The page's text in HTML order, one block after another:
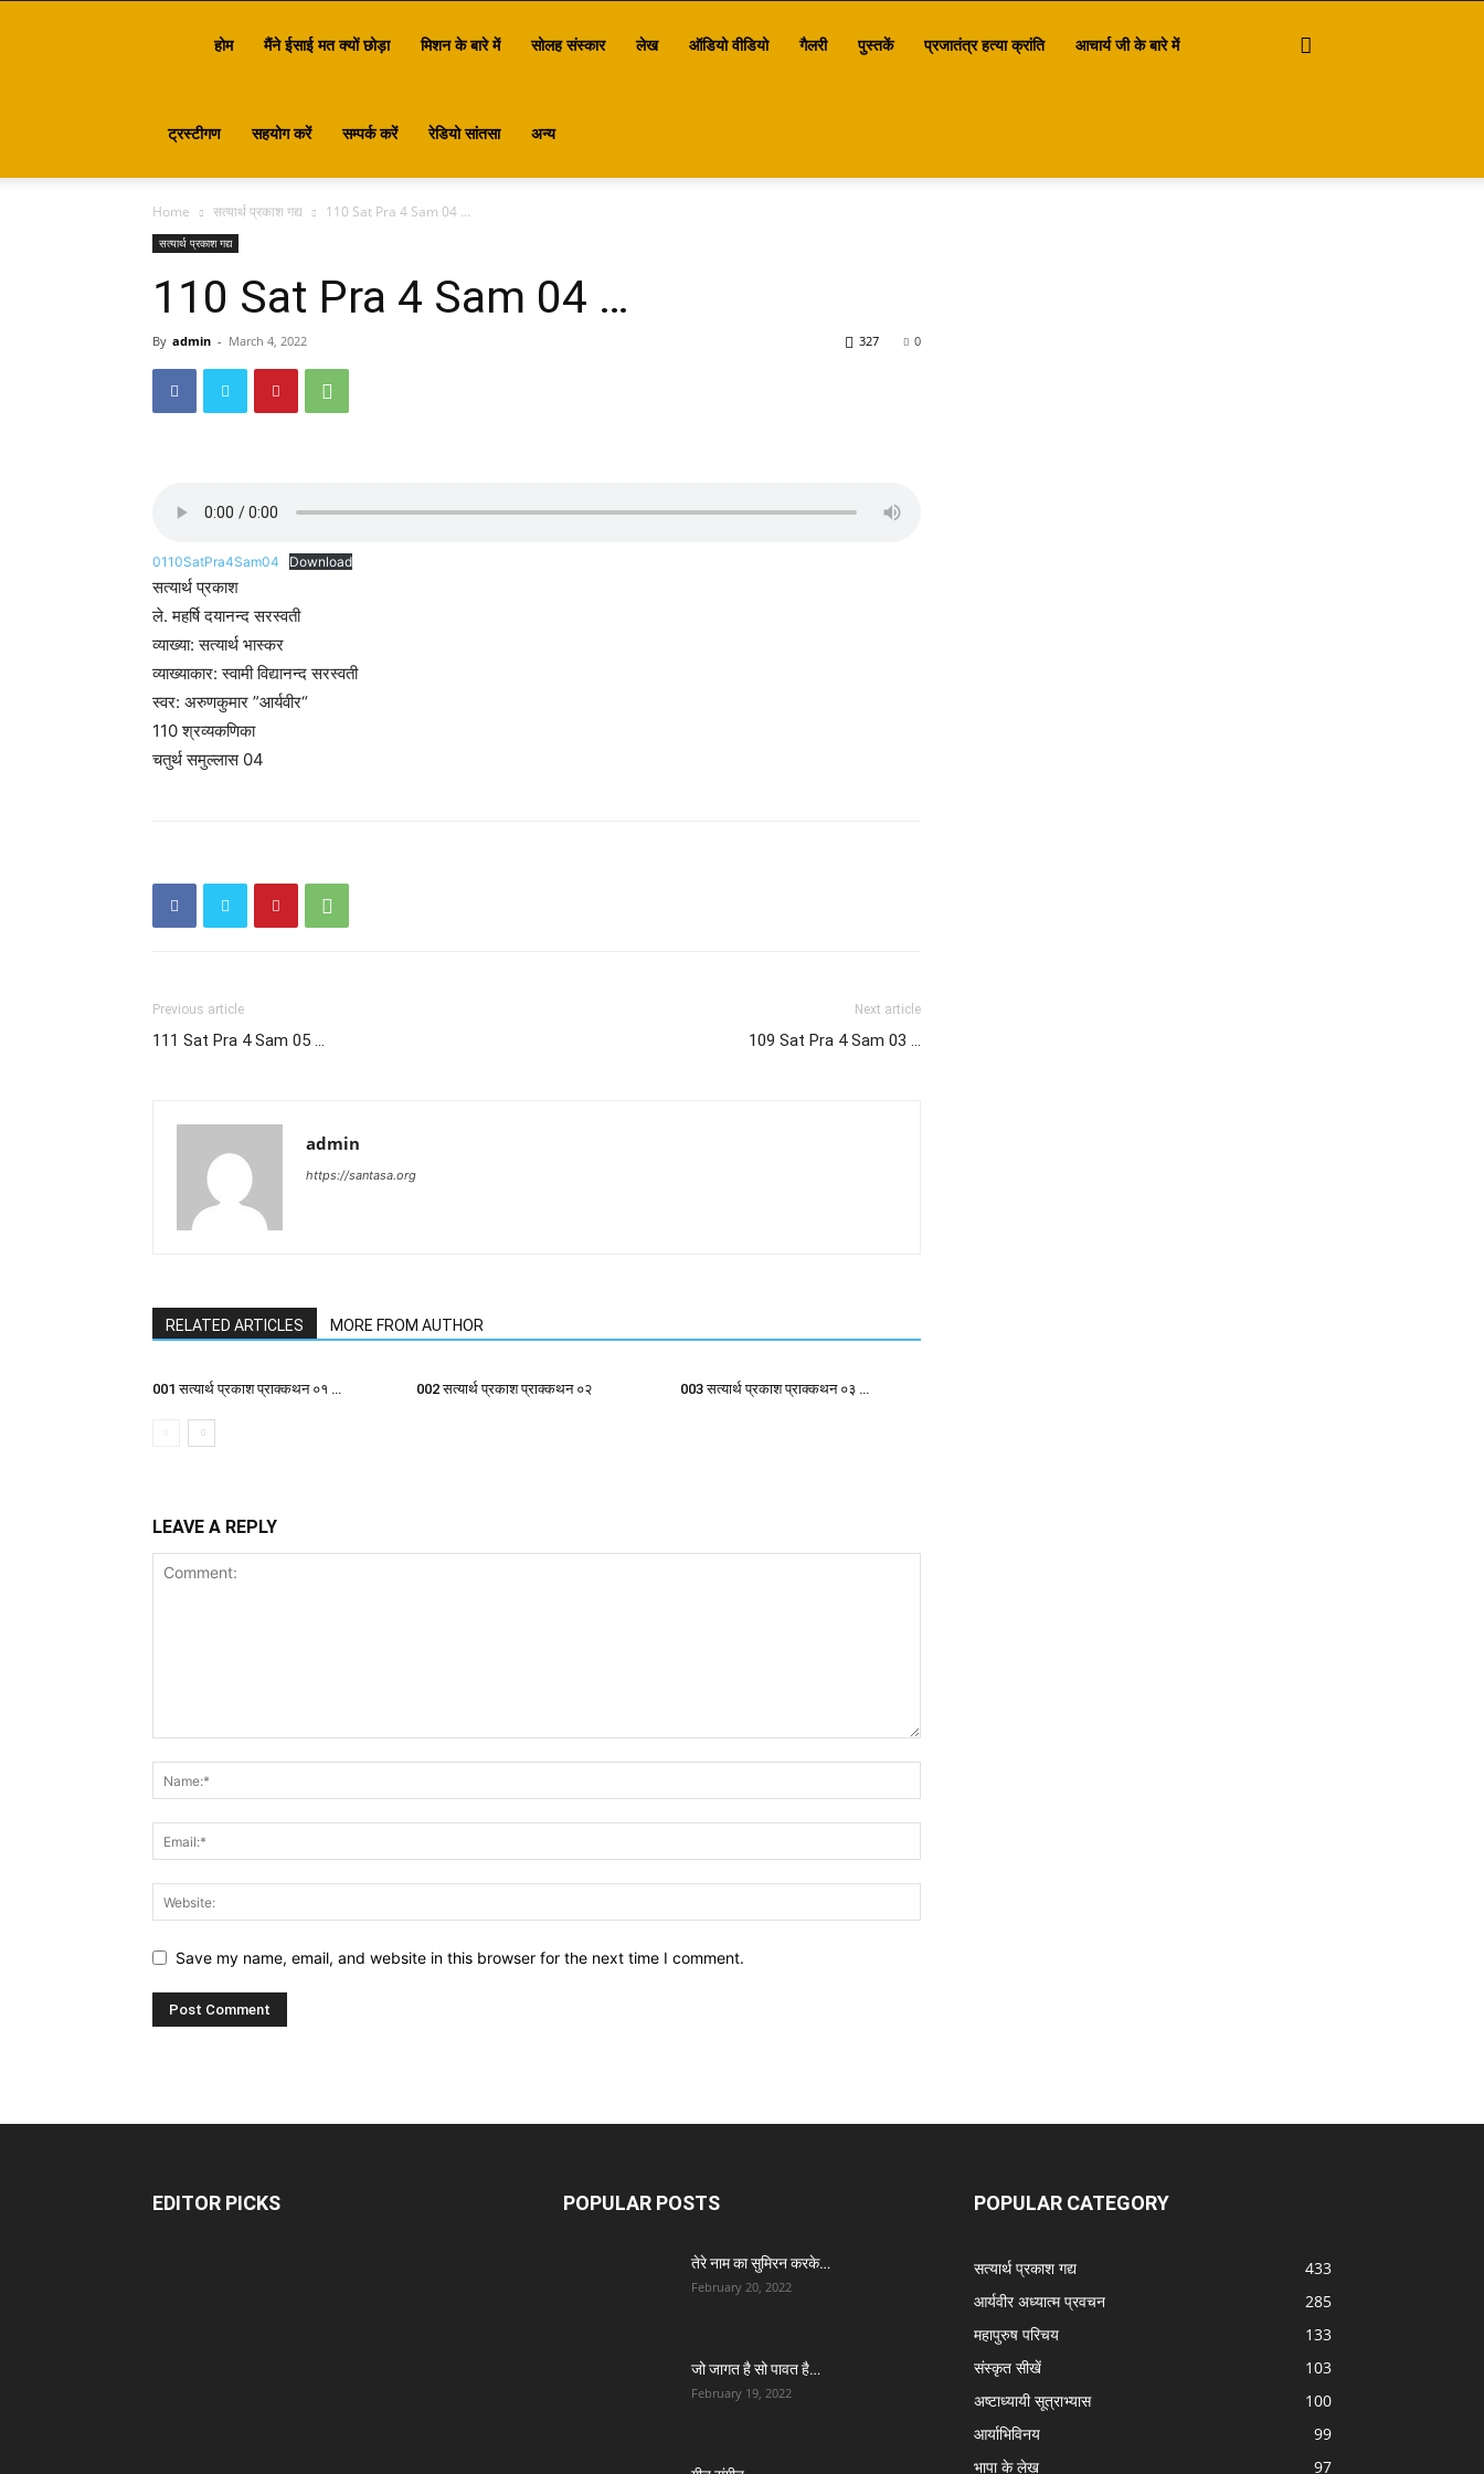
होम मैंने ईसाई मत क्यों छोड़ा मिशन के बारे में सोलह संस्कार लेख ऑडियो वीडियो गैलरी पुस्तकें प्रजातंत्र हत्या क्रांति आचार्य जी के बारे में
ट्रस्टीगण सहयोग करें सम्पर्क करें रेडियो सांतसा अन्य
Home सत्यार्थ प्रकाश गद्य 110 Sat Pra 4 Sam 04 …
सत्यार्थ प्रकाश गद्य
110 Sat Pra 4 Sam 04 …
By admin - March 4, 2022 0
327
0110SatPra4Sam04 Download
सत्यार्थ प्रकाश
ले. महर्षि दयानन्द सरस्वती
व्याख्या: सत्यार्थ भास्कर
व्याख्याकार: स्वामी विद्यानन्द सरस्वती
स्वर: अरुणकुमार ”आर्यवीर“
110 श्रव्यकणिका
चतुर्थ समुल्लास 04
Previous article
111 Sat Pra 4 Sam 05 …
Next article
109 Sat Pra 4 Sam 03 …
admin
https://santasa.org
RELATED ARTICLES MORE FROM AUTHOR
001 सत्यार्थ प्रकाश प्राक्कथन ०१ … 002 सत्यार्थ प्रकाश प्राक्कथन ०२ 003 सत्यार्थ प्रकाश प्राक्कथन ०३ …
LEAVE A REPLY
Save my name, email, and website in this browser for the next time I comment.
EDITOR PICKS POPULAR POSTS
तेरे नाम का सुमिरन करके…
February 20, 2022
जो जागत है सो पावत है…
February 19, 2022
POPULAR CATEGORY
सत्यार्थ प्रकाश गद्य
433
आर्यवीर अध्यात्म प्रवचन
285
महापुरुष परिचय
133
संस्कृत सीखें
103
अष्टाध्यायी सूत्राभ्यास
100
आर्याभिविनय
99
भापा के लेख
97